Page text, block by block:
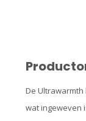
De
wat ingeweven